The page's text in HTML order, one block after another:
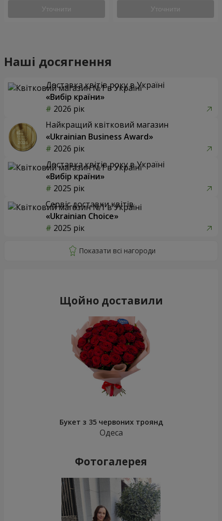
Уточнити Уточнити
Наші досягнення
Доставка квітів року в Україні
«Вибір країни»
2026 рік
Найкращий квітковий магазин
«Ukrainian Business Award»
2026 рік
Доставка квітів року в Україні
«Вибір країни»
2025 рік
Сервіс доставки квітів
«Ukrainian Choice»
2025 рік
Щойно доставили
Букет з 35 червоних троянд
Одеса
Фотогалерея